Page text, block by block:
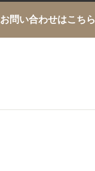
お問い合わせはこちら